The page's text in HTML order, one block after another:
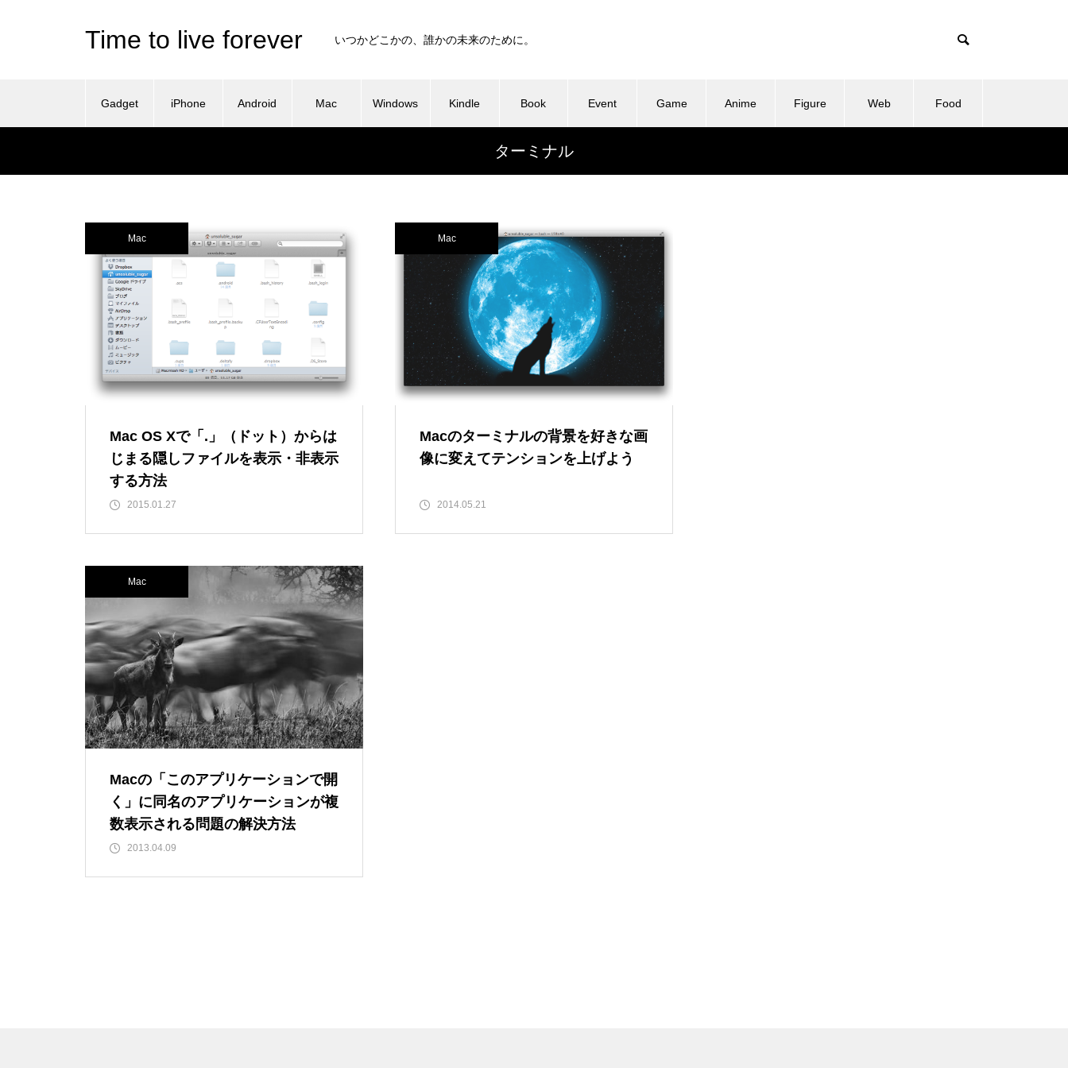
Time to live forever いつかどこかの、誰かの未来のために。
Gadget iPhone Android Mac Windows Kindle Book Event Game Anime Figure Web Food
ターミナル
Mac
Mac OS Xで「.」（ドット）からは
じまる隠しファイルを表示・非表示
する方法
2015.01.27
Mac
Macのターミナルの背景を好きな画
像に変えてテンションを上げよう
2014.05.21
Mac
Macの「このアプリケーションで開
く」に同名のアプリケーションが複
数表示される問題の解決方法
2013.04.09